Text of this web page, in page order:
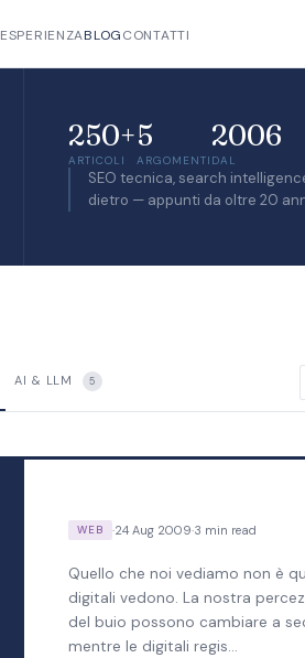
ESPERIENZABLOGCONTATTI
250+
ARTICOLI
5
ARGOMENTI
2006
DAL
SEO tecnica, search
dietro — appunti da oltre 20
AI & LLM 5
WEB ·24 Aug 2009·3 min read
Quello che noi vediamo non è
digitali vedono. La nostra
del buio possono cambiare a
mentre le digitali regis…